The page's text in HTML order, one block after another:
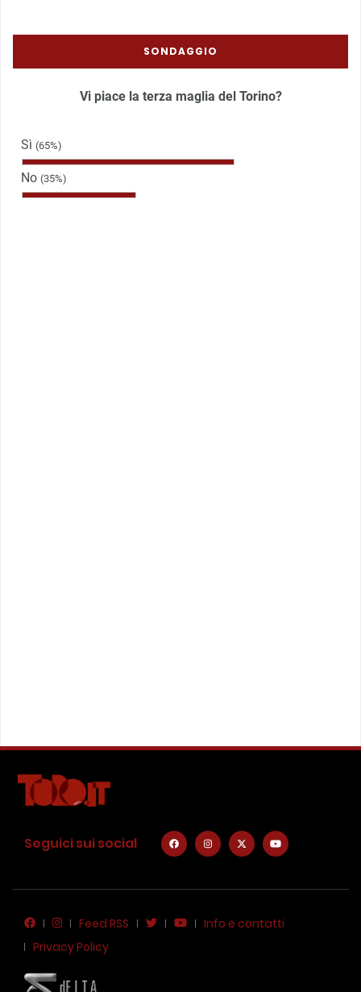
SONDAGGIO
Vi piace la terza maglia del Torino?
Sì (65%)
No (35%)
Seguici sui social
Feed RSS
Info e contatti
Privacy Policy